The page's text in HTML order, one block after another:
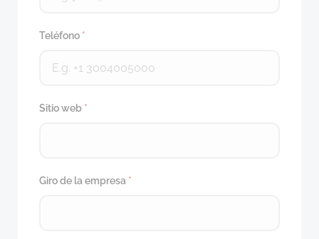
Teléfono *
Sitio web *
Giro de la empresa *